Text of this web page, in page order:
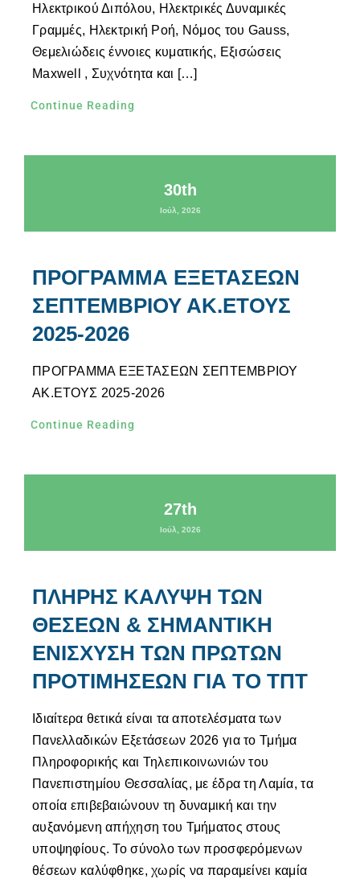
Ηλεκτρικού Διπόλου, Ηλεκτρικές Δυναμικές
Γραμμές, Ηλεκτρική Ροή, Νόμος του Gauss,
Θεμελιώδεις έννοιες κυματικής, Εξισώσεις
Maxwell , Συχνότητα και […]
Continue Reading
30th
Ιούλ, 2026
ΠΡΟΓΡΑΜΜΑ ΕΞΕΤΑΣΕΩΝ
ΣΕΠΤΕΜΒΡΙΟΥ ΑΚ.ΕΤΟΥΣ
2025-2026
ΠΡΟΓΡΑΜΜΑ ΕΞΕΤΑΣΕΩΝ ΣΕΠΤΕΜΒΡΙΟΥ
ΑΚ.ΕΤΟΥΣ 2025-2026
Continue Reading
27th
Ιούλ, 2026
ΠΛΗΡΗΣ ΚΑΛΥΨΗ ΤΩΝ
ΘΕΣΕΩΝ & ΣΗΜΑΝΤΙΚΗ
ΕΝΙΣΧΥΣΗ ΤΩΝ ΠΡΩΤΩΝ
ΠΡΟΤΙΜΗΣΕΩΝ ΓΙΑ ΤΟ ΤΠΤ
Ιδιαίτερα θετικά είναι τα αποτελέσματα των
Πανελλαδικών Εξετάσεων 2026 για το Τμήμα
Πληροφορικής και Τηλεπικοινωνιών του
Πανεπιστημίου Θεσσαλίας, με έδρα τη Λαμία, τα
οποία επιβεβαιώνουν τη δυναμική και την
αυξανόμενη απήχηση του Τμήματος στους
υποψηφίους. Το σύνολο των προσφερόμενων
θέσεων καλύφθηκε, χωρίς να παραμείνει καμία